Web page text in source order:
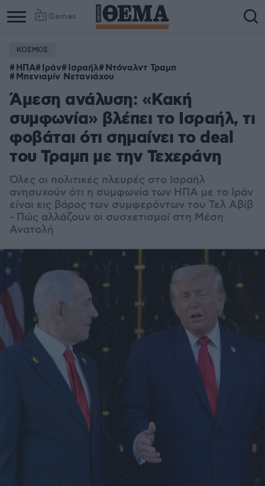
Games
ΚΟΣΜΟΣ
ΗΠΑ Ιράν Ισραήλ Ντόναλντ Τραμπ
Μπενιαμίν Νετανιάχου
Άμεση ανάλυση: «Κακή
συμφωνία» βλέπει το Ισραήλ, τι
φοβάται ότι σημαίνει το deal
του Τραμπ με την Τεχεράνη
Όλες οι πολιτικές πλευρές στο Ισραήλ
ανησυχούν ότι η συμφωνία των ΗΠΑ με το Ιράν
είναι εις βάρος των συμφερόντων του Τελ Αβίβ
- Πώς αλλάζουν οι συσχετισμοί στη Μέση
Ανατολή